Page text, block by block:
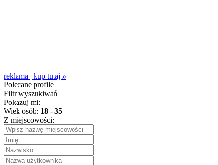
reklama | kup tutaj »
Polecane profile
Filtr wyszukiwań
Pokazuj mi:
Wiek osób: 18 - 35
Z miejscowości: